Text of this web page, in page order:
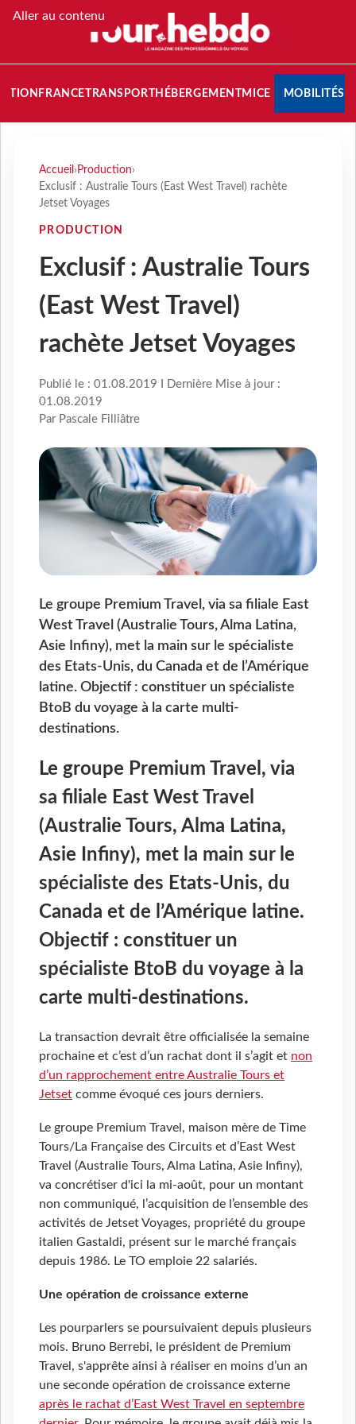
Aller au contenu
FRANCETRANSPORT HÉBERGEMENTMICE MOBILITÉS
Accueil › Production›
Exclusif : Australie Tours (East West Travel) rachète
Jetset Voyages
PRODUCTION
Exclusif : Australie Tours
(East West Travel)
rachète Jetset Voyages
Publié le : 01.08.2019 I Dernière Mise à jour :
01.08.2019
Par Pascale Filliâtre
Le groupe Premium Travel, via sa filiale East
West Travel (Australie Tours, Alma Latina,
Asie Infiny), met la main sur le spécialiste
des Etats-Unis, du Canada et de l’Amérique
latine. Objectif : constituer un spécialiste
BtoB du voyage à la carte multi-
destinations.
Le groupe Premium Travel, via
sa filiale East West Travel
(Australie Tours, Alma Latina,
Asie Infiny), met la main sur le
spécialiste des Etats-Unis, du
Canada et de l’Amérique latine.
Objectif : constituer un
spécialiste BtoB du voyage à la
carte multi-destinations.
La transaction devrait être officialisée la semaine
prochaine et c’est d’un rachat dont il s’agit et non
d’un rapprochement entre Australie Tours et
Jetset comme évoqué ces jours derniers.
Le groupe Premium Travel, maison mère de Time
Tours/La Française des Circuits et d’East West
Travel (Australie Tours, Alma Latina, Asie Infiny),
va concrétiser d'ici la mi-août, pour un montant
non communiqué, l’acquisition de l’ensemble des
activités de Jetset Voyages, propriété du groupe
italien Gastaldi, présent sur le marché français
depuis 1986. Le TO emploie 22 salariés.
Une opération de croissance externe
Les pourparlers se poursuivaient depuis plusieurs
mois. Bruno Berrebi, le président de Premium
Travel, s'apprête ainsi à réaliser en moins d’un an
une seconde opération de croissance externe
après le rachat d’East West Travel en septembre